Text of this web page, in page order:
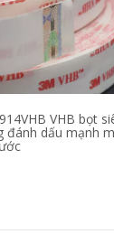
VHB bọt
đánh dấu mạnh